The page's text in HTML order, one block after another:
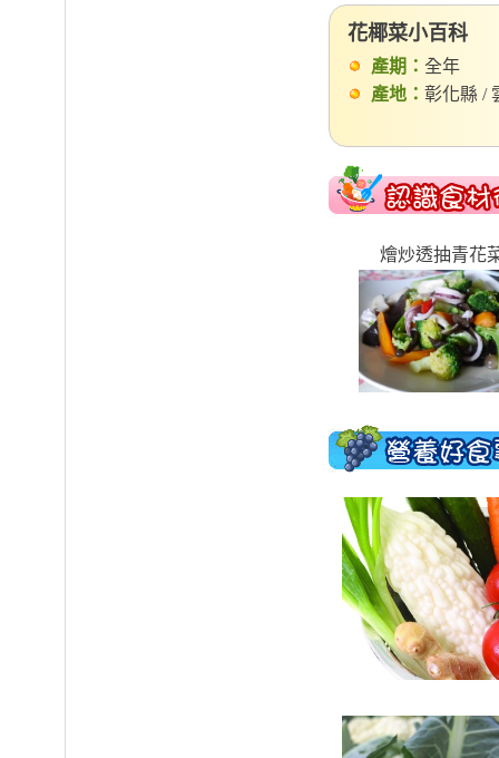
花椰菜小百科
產期： 全年
產地： 彰化縣 /
燴炒透抽青花